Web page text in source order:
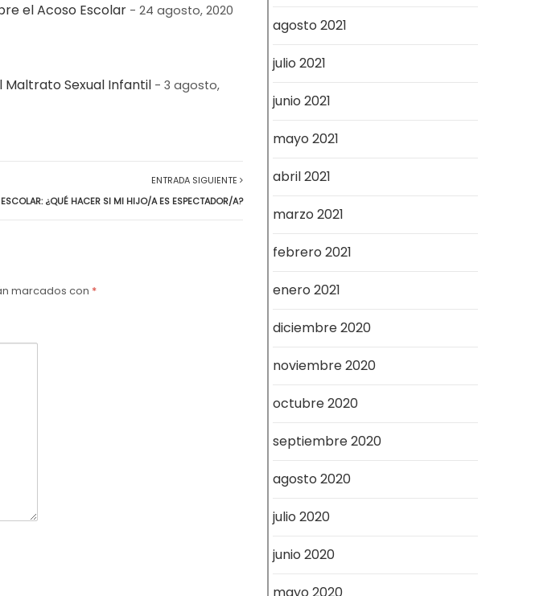
el Acoso Escolar - 24 agosto, 2020
Maltrato Sexual Infantil - 3 agosto,
ENTRADA SIGUIENTE
¿QUÉ HACER SI MI HIJO/A ES ESPECTADOR/A?
marcados con *
agosto 2021
julio 2021
junio 2021
mayo 2021
abril 2021
marzo 2021
febrero 2021
enero 2021
diciembre 2020
noviembre 2020
octubre 2020
septiembre 2020
agosto 2020
julio 2020
junio 2020